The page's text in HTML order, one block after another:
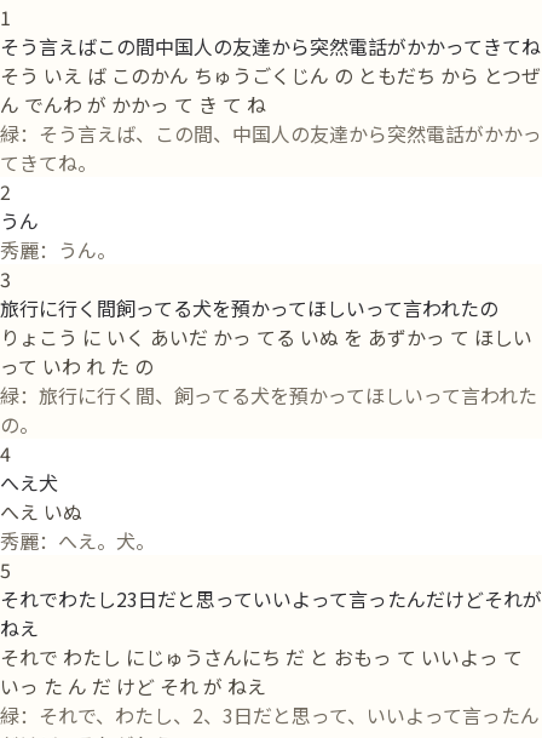
1
そう言えばこの間中国人の友達から突然電話がかかってきてね
そう いえ ば このかん ちゅうごくじん の ともだち から とつぜ
ん でんわ が かかっ て き て ね
緑：そう言えば、この間、中国人の友達から突然電話がかかっ
てきてね。
2
うん
秀麗：うん。
3
旅行に行く間飼ってる犬を預かってほしいって言われたの
りょこう に いく あいだ かっ てる いぬ を あずかっ て ほしい
って いわ れ た の
緑：旅行に行く間、飼ってる犬を預かってほしいって言われた
の。
4
へえ犬
へえ いぬ
秀麗：へえ。犬。
5
それでわたし23日だと思っていいよって言ったんだけどそれが
ねえ
それで わたし にじゅうさんにち だ と おもっ て いいよっ て
いっ た ん だ けど それ が ねえ
緑：それで、わたし、2、3日だと思って、いいよって言ったん